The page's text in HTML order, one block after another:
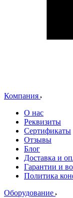
Компания
О нас
Реквизиты
Сертификаты
Отзывы
Блог
Доставка и
Гарантии и
Политика
Оборудование